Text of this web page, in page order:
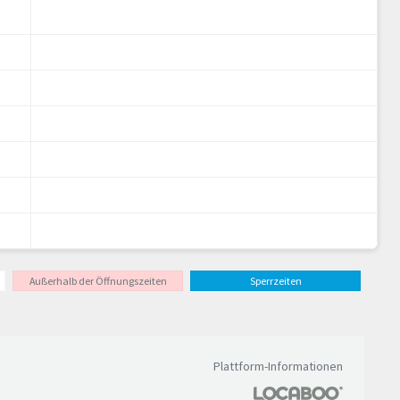
Außerhalb der Öffnungszeiten Sperrzeiten
Plattform-Informationen